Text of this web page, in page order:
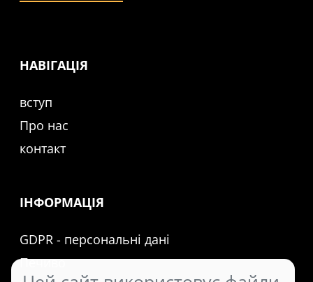
НАВІГАЦІЯ
вступ
Про нас
контакт
ІНФОРМАЦІЯ
GDPR - персональні дані
Печиво